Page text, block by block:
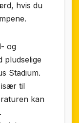
hvis du
og
pludselige
Stadium.
især til
kan